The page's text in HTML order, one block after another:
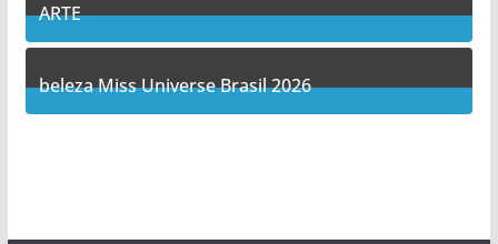
ARTE
5Posts
beleza Miss Universe Brasil 2026